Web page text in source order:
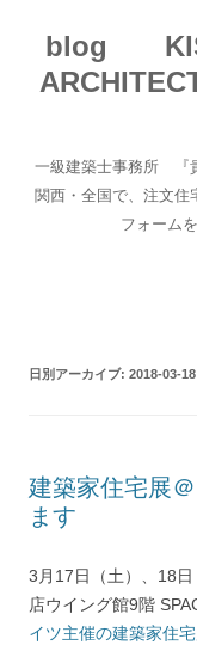
blog
一級建築士事務所 『
関西・全国で、注文住
フォーム
日別アーカイブ: 2018-03-18
建築家住宅展
ます
3月17日（土）、18
店ウイング館9階
イツ主催の建築家住